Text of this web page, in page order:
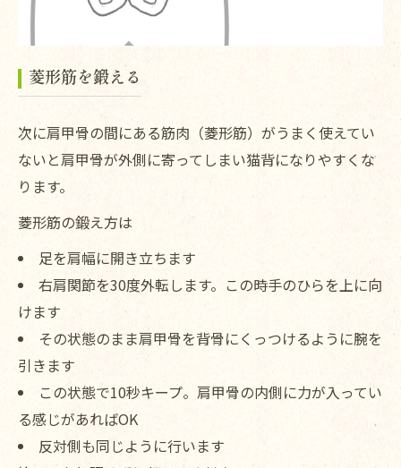
菱形筋を鍛える
次に肩甲骨の間にある筋肉（菱形筋）がうまく使えてい
ないと肩甲骨が外側に寄ってしまい猫背になりやすくな
ります。
菱形筋の鍛え方は
足を肩幅に開き立ちます
右肩関節を30度外転します。この時手のひらを上に向
けます
その状態のまま肩甲骨を背骨にくっつけるように腕を
引きます
この状態で10秒キープ。肩甲骨の内側に力が入ってい
る感じがあればOK
反対側も同じように行います